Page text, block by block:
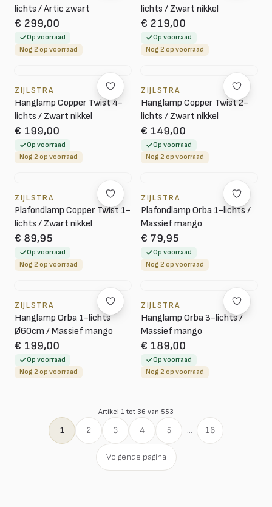
lichts / Artic zwart
€ 299,00
Op voorraad
Nog 2 op voorraad
lichts / Zwart nikkel
€ 219,00
Op voorraad
Nog 2 op voorraad
ZIJLSTRA
Hanglamp Copper Twist 4-
lichts / Zwart nikkel
€ 199,00
Op voorraad
Nog 2 op voorraad
ZIJLSTRA
Hanglamp Copper Twist 2-
lichts / Zwart nikkel
€ 149,00
Op voorraad
Nog 2 op voorraad
ZIJLSTRA
Plafondlamp Copper Twist 1-
lichts / Zwart nikkel
€ 89,95
Op voorraad
Nog 2 op voorraad
ZIJLSTRA
Plafondlamp Orba 1-lichts /
Massief mango
€ 79,95
Op voorraad
Nog 2 op voorraad
ZIJLSTRA
Hanglamp Orba 1-lichts
Ø60cm / Massief mango
€ 199,00
Op voorraad
Nog 2 op voorraad
ZIJLSTRA
Hanglamp Orba 3-lichts /
Massief mango
€ 189,00
Op voorraad
Nog 2 op voorraad
Artikel 1 tot 36 van 553
1 2 3 4 5 ... 16
Volgende pagina